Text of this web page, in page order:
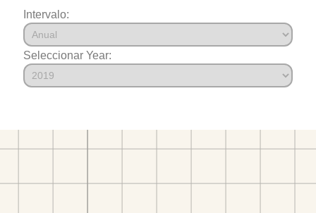
Intervalo:
Seleccionar Year: